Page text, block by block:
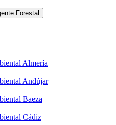
Forestal
Almería
Andújar
Baeza
Cádiz